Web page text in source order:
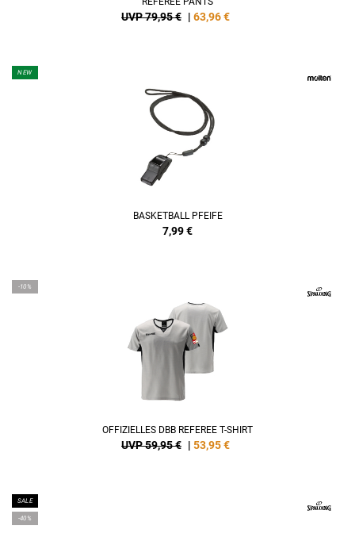
UVP 79,95 € | 63,96€
NEW
BASKETBALL PFEIFE
7,99€
-10%
OFFIZIELLES DBB REFEREE T-SHIRT
UVP 59,95 € | 53,95€
SALE
-40%